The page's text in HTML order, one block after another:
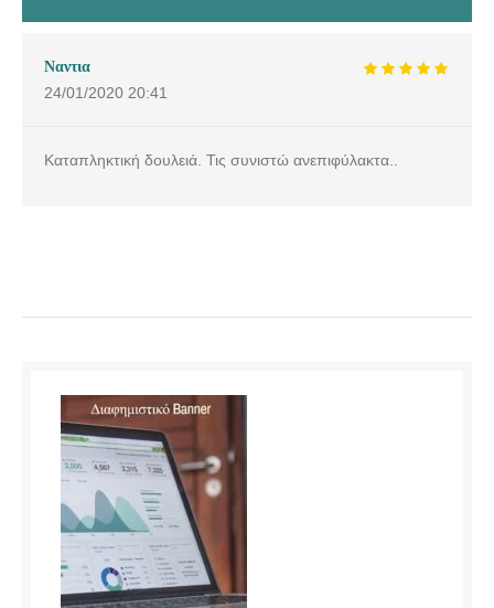
Ναντια
24/01/2020 20:41
Καταπληκτική δουλειά. Τις συνιστώ ανεπιφύλακτα..